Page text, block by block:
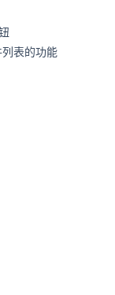
列表的功能